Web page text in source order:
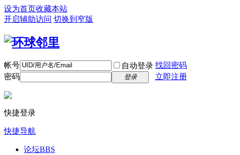
设为首页收藏本站
开启辅助访问 切换到窄版
帐号 自动登录 找回密码
密码
登录 立即注册
快捷登录
快捷导航
论坛BBS